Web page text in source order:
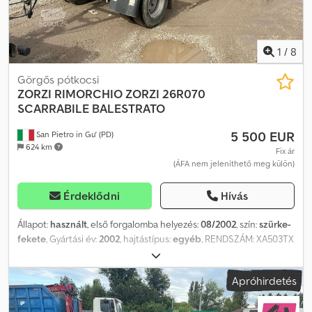
1 / 8
San Pietro in Gu' (PD)
624 km
Görgős pótkocsi
ZORZI RIMORCHIO ZORZI 26R070
SCARRABILE BALESTRATO
5 500 EUR
Fix ár
(ÁFA nem jeleníthető meg külön)
Érdeklődni Hívás
Állapot: használt, első forgalomba helyezés:08/2002, szín:szürke-
fekete, Gyártási év:2002, hajtástípus:egyéb, RENDSZÁM: XA503TX
MEGNEVEZÉS: ZORZI 20R070 ÖNZÚTOS, RUGÓS FELÉPÍTMÉNYŰ
PÓTKOCSI REFERENCIA: 24R03 GYÁRTÁSI ÉV: 2002/08 TENGELYEK:
3 TENGELYTÁV: 3900 MAXIMÁLIS HOSSZ: 8,905 m ORSZÁG:
Olaszország RAKTERHELÉS: 21 650 kg - PÓTKOCSI: 26 000 kg,
Apróhirdetés